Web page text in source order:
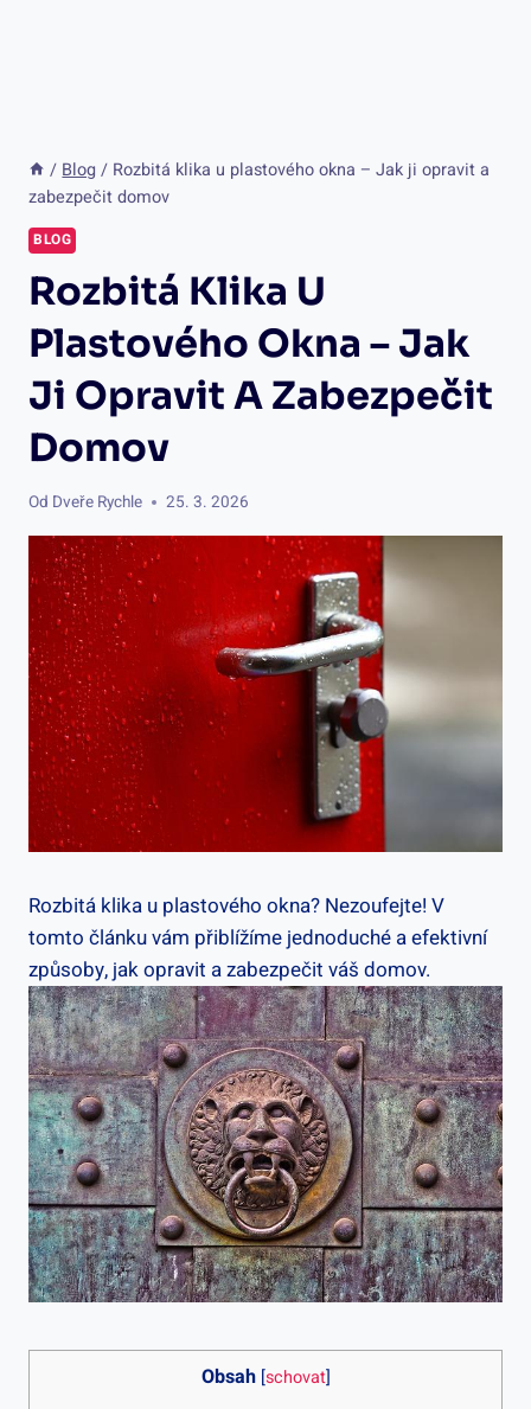
/ Blog / Rozbitá klika u plastového okna – Jak ji opravit a
zabezpečit domov
BLOG
Rozbitá Klika U
Plastového Okna – Jak
Ji Opravit A Zabezpečit
Domov
Od Dveře Rychle 25. 3. 2026
Rozbitá klika u‍ plastového‌ okna? ⁢Nezoufejte! V
tomto článku vám přiblížíme jednoduché a efektivní
způsoby, jak opravit a zabezpečit váš domov.
Obsah [schovat]